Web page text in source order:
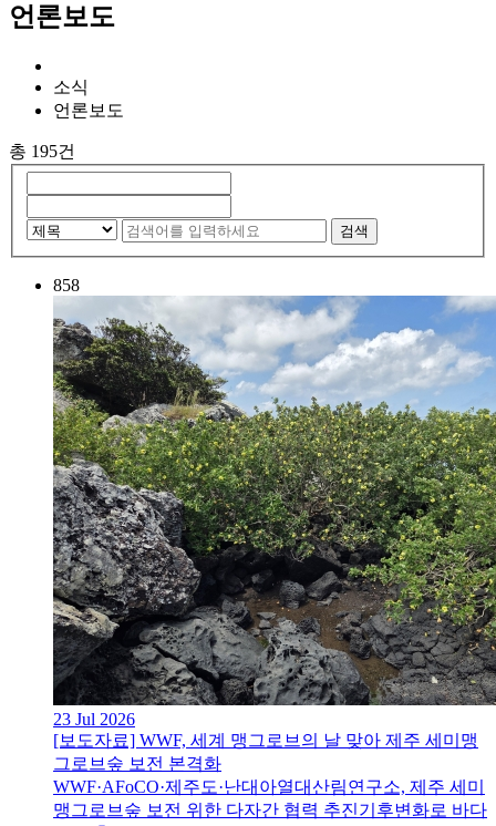
언론보도
소식
언론보도
총 195건
검색
858
23 Jul 2026
[보도자료] WWF, 세계 맹그로브의 날 맞아 제주 세미맹
그로브숲 보전 본격화
WWF·AFoCO·제주도·난대아열대산림연구소, 제주 세미
맹그로브숲 보전 위한 다자간 협력 추진기후변화로 바다